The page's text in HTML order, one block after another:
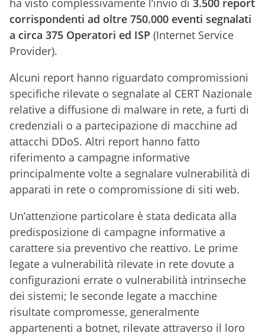
ha visto complessivamente l’invio di 3.500 report
corrispondenti ad oltre 750.000 eventi segnalati
a circa 375 Operatori ed ISP (Internet Service
Provider).
Alcuni report hanno riguardato compromissioni
specifiche rilevate o segnalate al CERT Nazionale
relative a diffusione di malware in rete, a furti di
credenziali o a partecipazione di macchine ad
attacchi DDoS. Altri report hanno fatto
riferimento a campagne informative
principalmente volte a segnalare vulnerabilità di
apparati in rete o compromissione di siti web.
Un’attenzione particolare è stata dedicata alla
predisposizione di campagne informative a
carattere sia preventivo che reattivo. Le prime
legate a vulnerabilità rilevate in rete dovute a
configurazioni errate o vulnerabilità intrinseche
dei sistemi; le seconde legate a macchine
risultate compromesse, generalmente
appartenenti a botnet, rilevate attraverso il loro